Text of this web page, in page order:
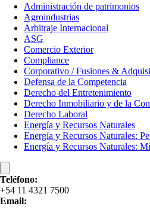
Administración de patrimonios​
Agroindustrias
Arbitraje Internacional​
ASG
Comercio Exterior
Compliance
Corporativo / Fusiones &
Defensa de la Competencia
Derecho del Entretenimiento
Derecho Inmobiliario y de la
Derecho Laboral
Energía y Recursos Naturales
Energía y Recursos Naturales:
Energía y Recursos Naturales:
Teléfono:
+54 11 4321 7500
Email: